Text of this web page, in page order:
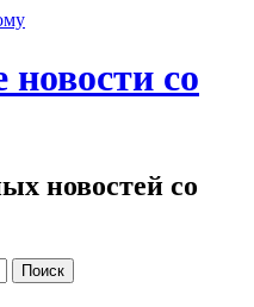
со
новостей со